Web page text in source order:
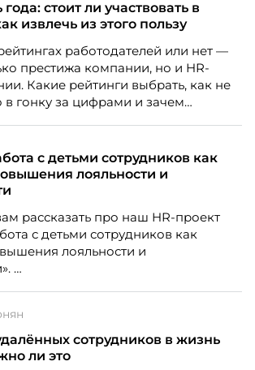
стоит ли участвовать в
извлечь из этого пользу
работодателей или нет —
престижа компании, но и HR-
Какие рейтинги выбрать, как не
в гонку за цифрами и зачем
директор Right line.
с детьми сотрудников как
лояльности и
рассказать про наш HR-проект
с детьми сотрудников как
лояльности и
сотрудников в жизнь
ли это